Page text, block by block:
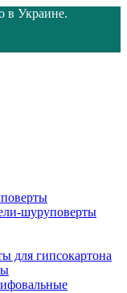
в Украине.
шуруповерты
для гипсокартона